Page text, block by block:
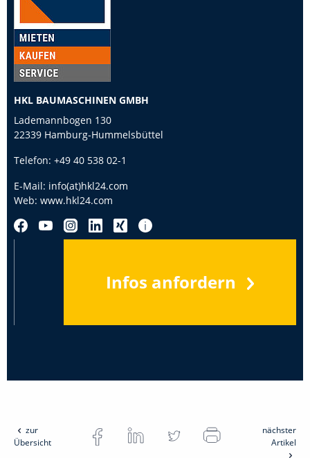
HKL BAUMASCHINEN GMBH
Lademannbogen 130
22339 Hamburg-Hummelsbüttel
Telefon: +49 40 538 02-1
E-Mail: info(at)hkl24.com
Web: www.hkl24.com
Infos anfordern
zur
Übersicht
nächster
Artikel